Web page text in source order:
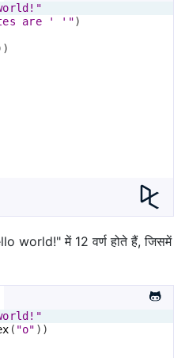
are ' '")
world!" में 12 वर्ण होते हैं, जिसमें
( "o" ))